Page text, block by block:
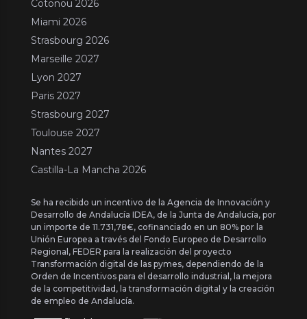
Cotonou 2026
Miami 2026
Strasbourg 2026
Marseille 2027
Lyon 2027
Paris 2027
Strasbourg 2027
Toulouse 2027
Nantes 2027
Castilla-La Mancha 2026
Se ha recibido un incentivo de la Agencia de Innovación y
Desarrollo de Andalucía IDEA, de la Junta de Andalucía, por
un importe de 11.731,78€, cofinanciado en un 80% por la
Unión Europea a través del Fondo Europeo de Desarrollo
Regional, FEDER para la realización del proyecto
Transformación digital de las pymes, dependiendo de la
Orden de Incentivos para el desarrollo industrial, la mejora
de la competitividad, la transformación digital y la creación
de empleo de Andalucía.